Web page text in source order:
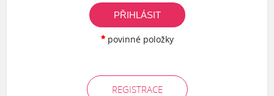
PŘIHLÁSIT
povinné položky
REGISTRACE